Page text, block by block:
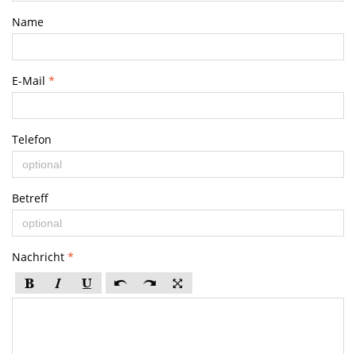
Name
E-Mail *
Telefon
Betreff
Nachricht *